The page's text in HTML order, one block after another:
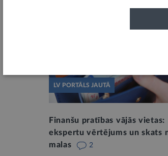
LV PORTĀLS JAUTĀ
Finanšu pratības vājās vietas:
ekspertu vērtējums un skats
malas
2